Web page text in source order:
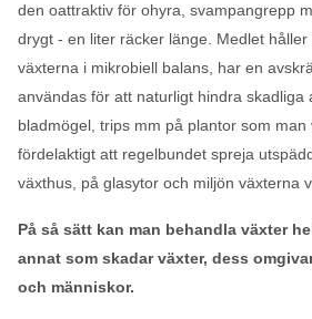
den oattraktiv för ohyra, svampangrepp
drygt - en liter räcker länge. Medlet
växterna i mikrobiell balans, har en
användas för att naturligt hindra skadliga
bladmögel, trips mm på plantor som man
fördelaktigt att regelbundet spreja
växthus, på glasytor och miljön växterna
På så sätt kan man behandla växter
annat som skadar växter, dess
och människor.